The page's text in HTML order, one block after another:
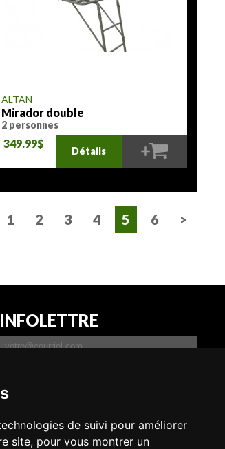
de suivi pour améliorer
site, pour vous montrer un
ALTAN
Mirador double
2 personnes
349.99$
Détails
1 2 3 4 5 6 >
INFOLETTRE
L'INFOLETTRE
S'INSCRIRE